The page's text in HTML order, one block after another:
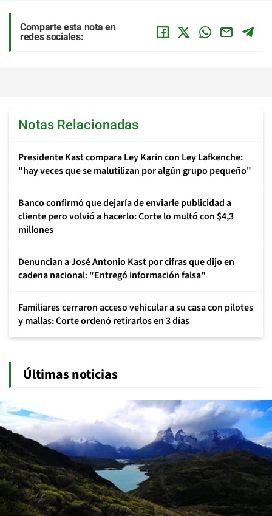
Comparte esta nota en
redes sociales:
Notas Relacionadas
Presidente Kast compara Ley Karin con Ley Lafkenche:
"hay veces que se malutilizan por algún grupo pequeño"
Banco confirmó que dejaría de enviarle publicidad a
cliente pero volvió a hacerlo: Corte lo multó con $4,3
millones
Denuncian a José Antonio Kast por cifras que dijo en
cadena nacional: "Entregó información falsa"
Familiares cerraron acceso vehicular a su casa con pilotes
y mallas: Corte ordenó retirarlos en 3 días
Últimas noticias